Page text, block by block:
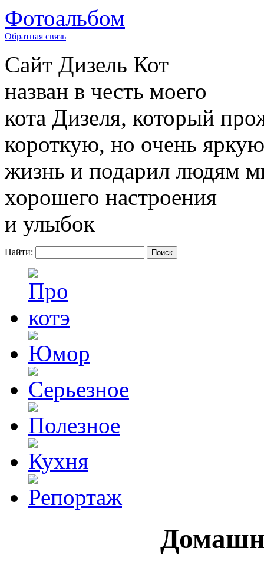
Фотоальбом
Обратная связь
Сайт Дизель Кот
назван в честь моего
кота Дизеля, который
короткую, но очень яркую
жизнь и подарил людям
хорошего настроения
и улыбок
Найти: